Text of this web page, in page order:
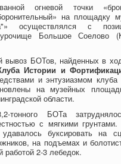
огневой точки
на площадку
осуществлялся с
Большое Соелово
вывоз БОТов, найденных в
Истории и
и энтузиазмом клуба
на музейных
области.
тонного БОТа
с мягкими
буксировать на
на подъемах и
2-3 лебедок.